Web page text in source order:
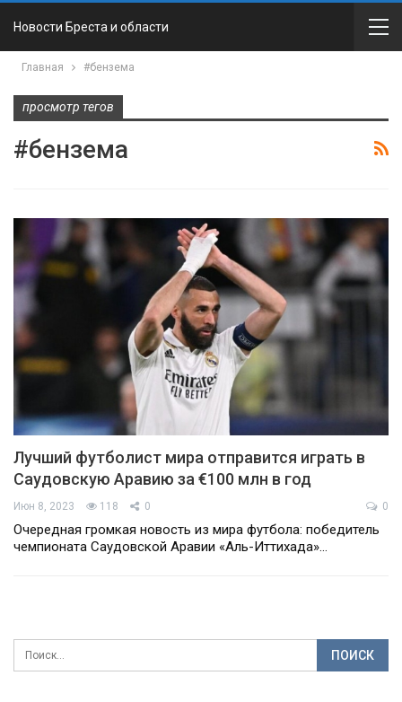
Новости Бреста и области
Главная #бензема
просмотр тегов
#бензема
Лучший футболист мира отправится играть в
Саудовскую Аравию за €100 млн в год
Июн 8, 2023 118 0 0
Очередная громкая новость из мира футбола: победитель
чемпионата Саудовской Аравии «Аль-Иттихада»…